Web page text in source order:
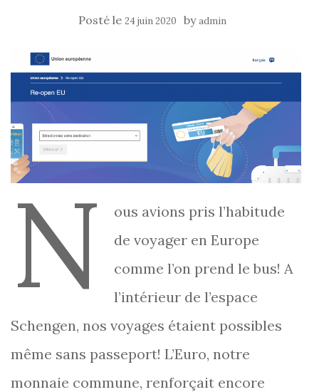
Posté le 24 juin 2020 byadmin
N
ous avions pris l’habitude
de voyager en Europe
comme l’on prend le bus! A
l’intérieur de l’espace
Schengen, nos voyages étaient possibles
même sans passeport! L’Euro, notre
monnaie commune, renforçait encore